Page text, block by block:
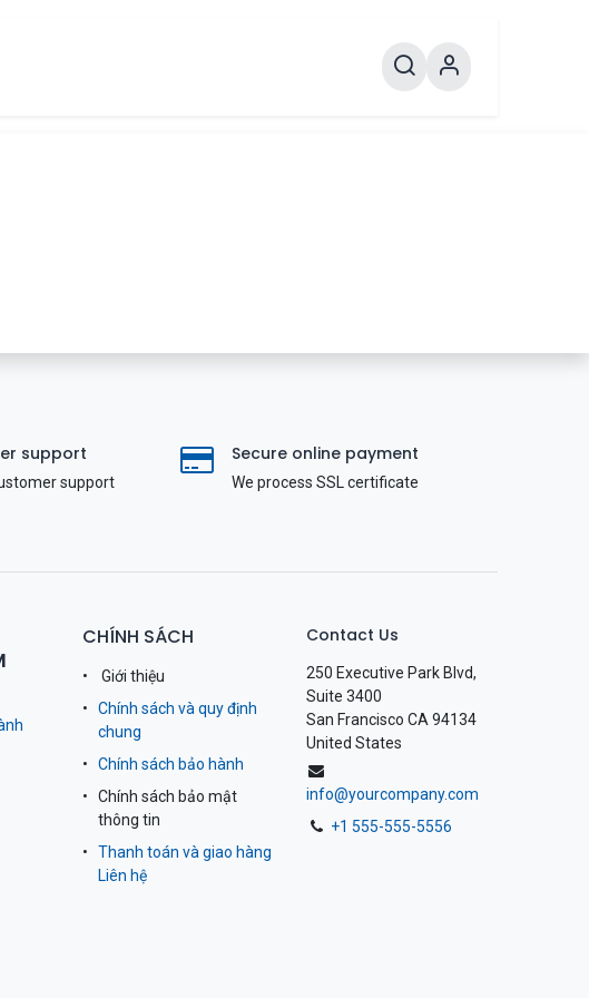
support
support
Secure online payment
We process SSL сertificate
CHÍNH SÁCH
Giới thiệu
Chính sách và quy định
chung
Chính sách bảo hành
Chính sách bảo mật
thông tin
Thanh toán và giao hàng
Liên hệ
Contact Us
250 Executive Park Blvd,
Suite 3400
San Francisco CA 94134
United States
info@yourcompany.com
+1 555-555-5556